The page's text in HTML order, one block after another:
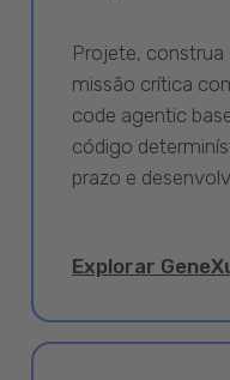
Projete, construa
missão crítica
code agentic
código
prazo e
Explorar